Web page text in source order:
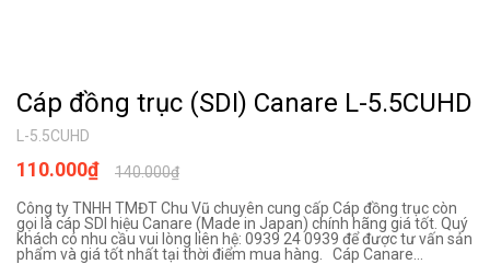
Cáp đồng trục (SDI) Canare L-5.5CUHD
L-5.5CUHD
140.000₫
110.000₫
Công ty TNHH TMĐT Chu Vũ chuyên cung cấp Cáp đồng trục còn
gọi là cáp SDI hiệu Canare (Made in Japan) chính hãng giá tốt. Quý
khách có nhu cầu vui lòng liên hệ: 0939 24 0939 để được tư vấn sản
phẩm và giá tốt nhất tại thời điểm mua hàng. Cáp Canare...